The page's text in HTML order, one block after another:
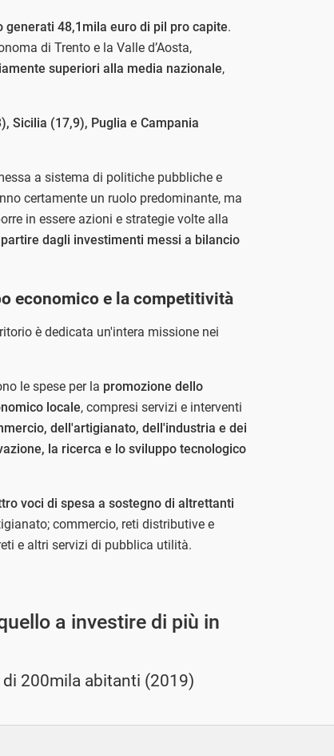
generati 48,1mila euro di pil pro capite.
di Trento e la Valle d’Aosta,
superiori alla media nazionale,
Sicilia (17,9), Puglia e Campania
a sistema di politiche pubbliche e
certamente un ruolo predominante, ma
in essere azioni e strategie volte alla
dagli investimenti messi a bilancio
economico e la competitività
è dedicata un'intera missione nei
le spese per la promozione dello
locale, compresi servizi e interventi
dell'artigianato, dell'industria e dei
la ricerca e lo sviluppo tecnologico
voci di spesa a sostegno di altrettanti
commercio, reti distributive e
e altri servizi di pubblica utilità.
a investire di più in
200mila abitanti (2019)